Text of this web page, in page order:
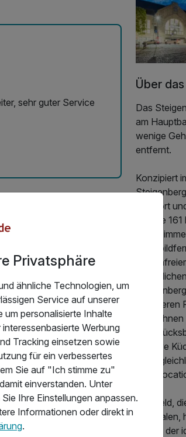
sehr guter Service
Über
Das
am
wenige
entfernt.
Konzipiert
Komfort
Unsere
In
kreative
Bielefeld,
und ist
Privatsphäre
ähnliche Technologien, um
Service auf unserer
personalisierte Inhalte
Werbung
Tracking einsetzen sowie
für ein verbessertes
Sie auf "Ich stimme zu"
einverstanden. Unter
Ihre Einstellungen anpassen.
Informationen oder direkt in
.